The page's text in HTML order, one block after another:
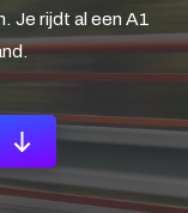
Je rijdt al een A1